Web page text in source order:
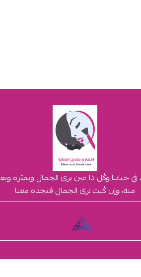
وكُل ذا عين يرى الجمال ويميّزه
منه، وإن كُنت ترى الجمال فتجده معنا